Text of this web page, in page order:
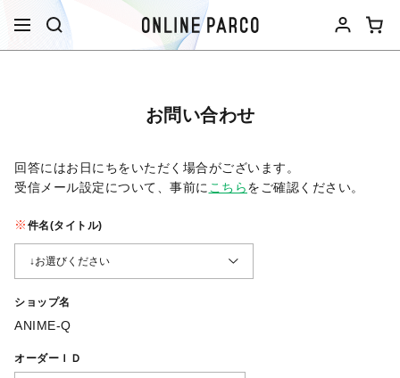
お問い合わせ
回答にはお日にちをいただく場合がございます。
受信メール設定について、事前に こちらをご確認ください。​
件名(タイトル)
ショップ名
ANIME-Q
オーダーＩＤ